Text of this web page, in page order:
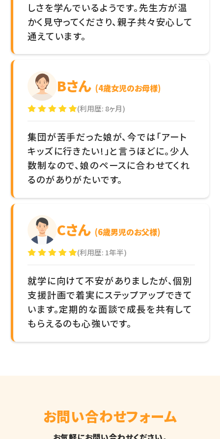
しさを学んでいるようです。先生方が温
かく見守ってくださり、親子共々安心して
通えています。
Bさん (4歳女児のお母様)
(利用歴: 8ヶ月)
集団が苦手だった娘が、今では「アート
キッズに行きたい!」と言うほどに。少人
数制なので、娘のペースに合わせてくれ
るのがありがたいです。
Cさん (6歳男児のお父様)
(利用歴: 1年半)
就学に向けて不安がありましたが、個別
支援計画で着実にステップアップできて
います。定期的な面談で成長を共有して
もらえるのも心強いです。
お問い合わせフォーム